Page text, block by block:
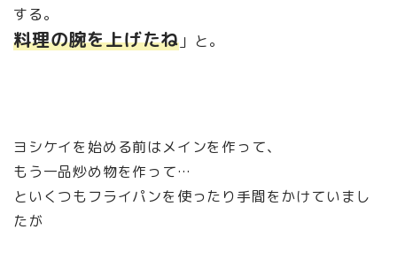
する。
料理の腕を上げたね 」と。
ヨシケイを始める前はメインを作って、
もう一品炒め物を作って…
といくつもフライパンを使ったり手間をかけていまし
たが